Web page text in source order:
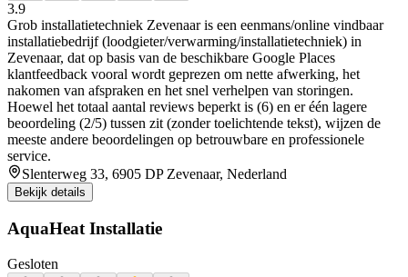
3.9
Grob installatietechniek Zevenaar is een eenmans/online vindbaar
installatiebedrijf (loodgieter/verwarming/installatietechniek) in
Zevenaar, dat op basis van de beschikbare Google Places
klantfeedback vooral wordt geprezen om nette afwerking, het
nakomen van afspraken en het snel verhelpen van storingen.
Hoewel het totaal aantal reviews beperkt is (6) en er één lagere
beoordeling (2/5) tussen zit (zonder toelichtende tekst), wijzen de
meeste andere beoordelingen op betrouwbare en professionele
service.
Slenterweg 33, 6905 DP Zevenaar, Nederland
Bekijk details
AquaHeat Installatie
Gesloten